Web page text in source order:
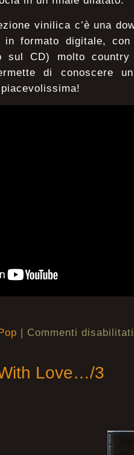
vinilica c’è una
formato digitale, con
sul CD) molto
di conoscere
| Commenti disabilitati
Love…/3